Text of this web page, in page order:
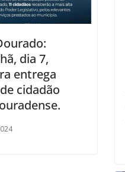
dia 7,
entrega
cidadão